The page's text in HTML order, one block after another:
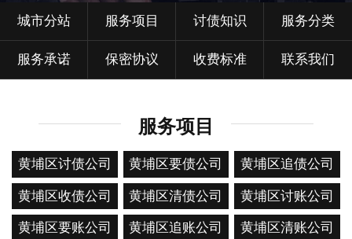
城市分站 服务项目 讨债知识 服务分类
服务承诺 保密协议 收费标准 联系我们
服务项目
黄埔区讨债公司 黄埔区要债公司 黄埔区追债公司
黄埔区收债公司 黄埔区清债公司 黄埔区讨账公司
黄埔区要账公司 黄埔区追账公司 黄埔区清账公司